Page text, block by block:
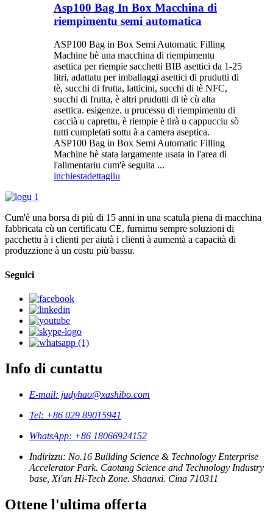
Asp100 Bag In Box Macchina di
riempimentu semi automatica
ASP100 Bag in Box Semi Automatic Filling
Machine hè una macchina di riempimentu
asettica per riempie sacchetti BIB asettici da 1-25
litri, adattatu per imballaggi asettici di prudutti di
tè, succhi di frutta, latticini, succhi di tè NFC,
succhi di frutta, è altri prudutti di tè cù alta
asettica. esigenze. u prucessu di riempimentu di
caccià u caprettu, è riempie è tirà u cappucciu sò
tutti cumpletati sottu à a camera aseptica.
ASP100 Bag in Box Semi Automatic Filling
Machine hè stata largamente usata in l'area di
l'alimentariu cum'è seguita ...
inchiestadettagliu
Cum'è una borsa di più di 15 anni in una scatula piena di macchina
fabbricata cù un certificatu CE, furnimu sempre soluzioni di
pacchettu à i clienti per aiutà i clienti à aumentà a capacità di
produzzione à un costu più bassu.
Seguici
Info di cuntattu
E-mail: judyhao@xashibo.com
Tel: +86 029 89015941
WhatsApp: +86 18066924152
Indirizzu: No.16 Building Science & Technology Enterprise
Accelerator Park. Caotang Science and Technology Industry
base, Xi'an Hi-Tech Zone. Shaanxi. Cina 710311
Ottene l'ultima offerta